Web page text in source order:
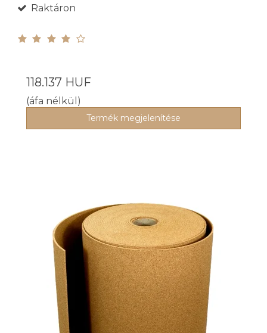
Raktáron
118.137 HUF
(áfa nélkül)
Termék megjelenítése